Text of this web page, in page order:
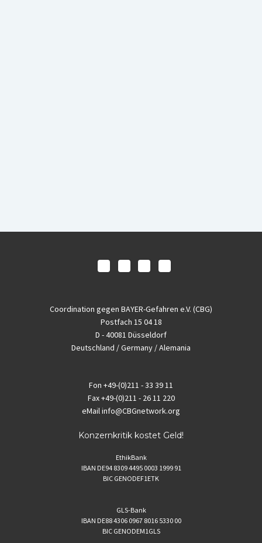
Coordination gegen BAYER-Gefahren e.V. (CBG)
Postfach 15 04 18
D - 40081 Düsseldorf
Deutschland / Germany / Alemania
Fon +49-(0)211 - 33 39 11
Fax+49-(0)211 - 26 11 220
eMailinfo@CBGnetwork.org
Konzernkritik kostet Geld!
EthikBank
IBAN DE94 8309 4495 0003 1999 91
BIC GENODEF1ETK
GLS-Bank
IBAN DE88 4306 0967 8016 5330 00
BIC GENODEM1GLS